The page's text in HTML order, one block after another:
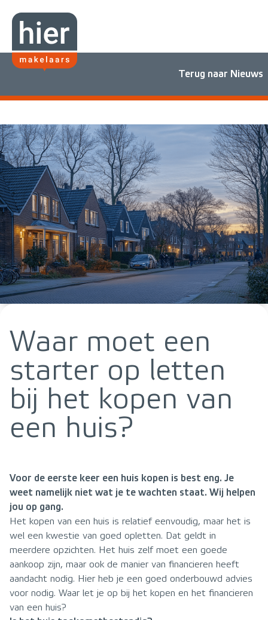
Terug naar Nieuws
Waar moet een
starter op letten
bij het kopen van
een huis?
Voor de eerste keer een huis kopen is best eng. Je
weet namelijk niet wat je te wachten staat. Wij helpen
jou op gang.
Het kopen van een huis is relatief eenvoudig, maar het is
wel een kwestie van goed opletten. Dat geldt in
meerdere opzichten. Het huis zelf moet een goede
aankoop zijn, maar ook de manier van financieren heeft
aandacht nodig. Hier heb je een goed onderbouwd advies
voor nodig. Waar let je op bij het kopen en het financieren
van een huis?